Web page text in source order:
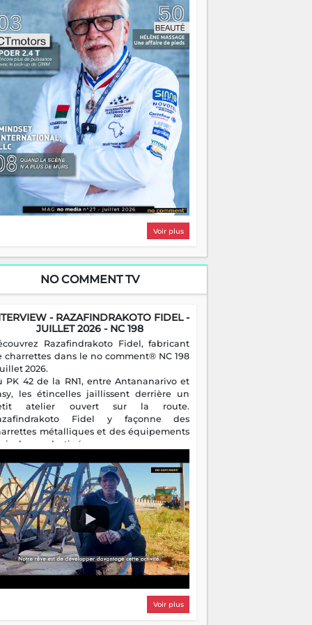
on pourrait s'arrêter là, applaudir et
chez soi satisfait. Mais ce serait
à côté d'une chose essentielle. La
ça brûle fort — et parfois, ça brûle
Une flamme sans direction peut
autant qu'elle peut consumer. C'est
que les aînés entrent en scène — pas
reprendre le gouvernail, mais pour
où sont les récifs. Les jeunes ont la
les vieux ont l'expérience, comme on
Ce n'est pas un combat de générations
c'est une question d'équipage. Partagez
réussites, mais aussi vos échecs. Surtout
échecs, d'ailleurs — ils enseignent
que n'importe quel manuel. À
la barque avance. Il faut juste
que tout le monde rame dans le
Voir plus
NO COMMENT TV
- RAZAFINDRAKOTO FIDEL -
JUILLET 2026 - NC 198
Razafindrakoto Fidel, fabricant
charrettes dans le no comment® NC 198
2026.
PK 42 de la RN1, entre Antananarivo et
les étincelles jaillissent derrière un
atelier ouvert sur la route.
Fidel y façonne des
métalliques et des équipements
destinés aux campagnes
il perpétue un métier discret mais
Voir plus